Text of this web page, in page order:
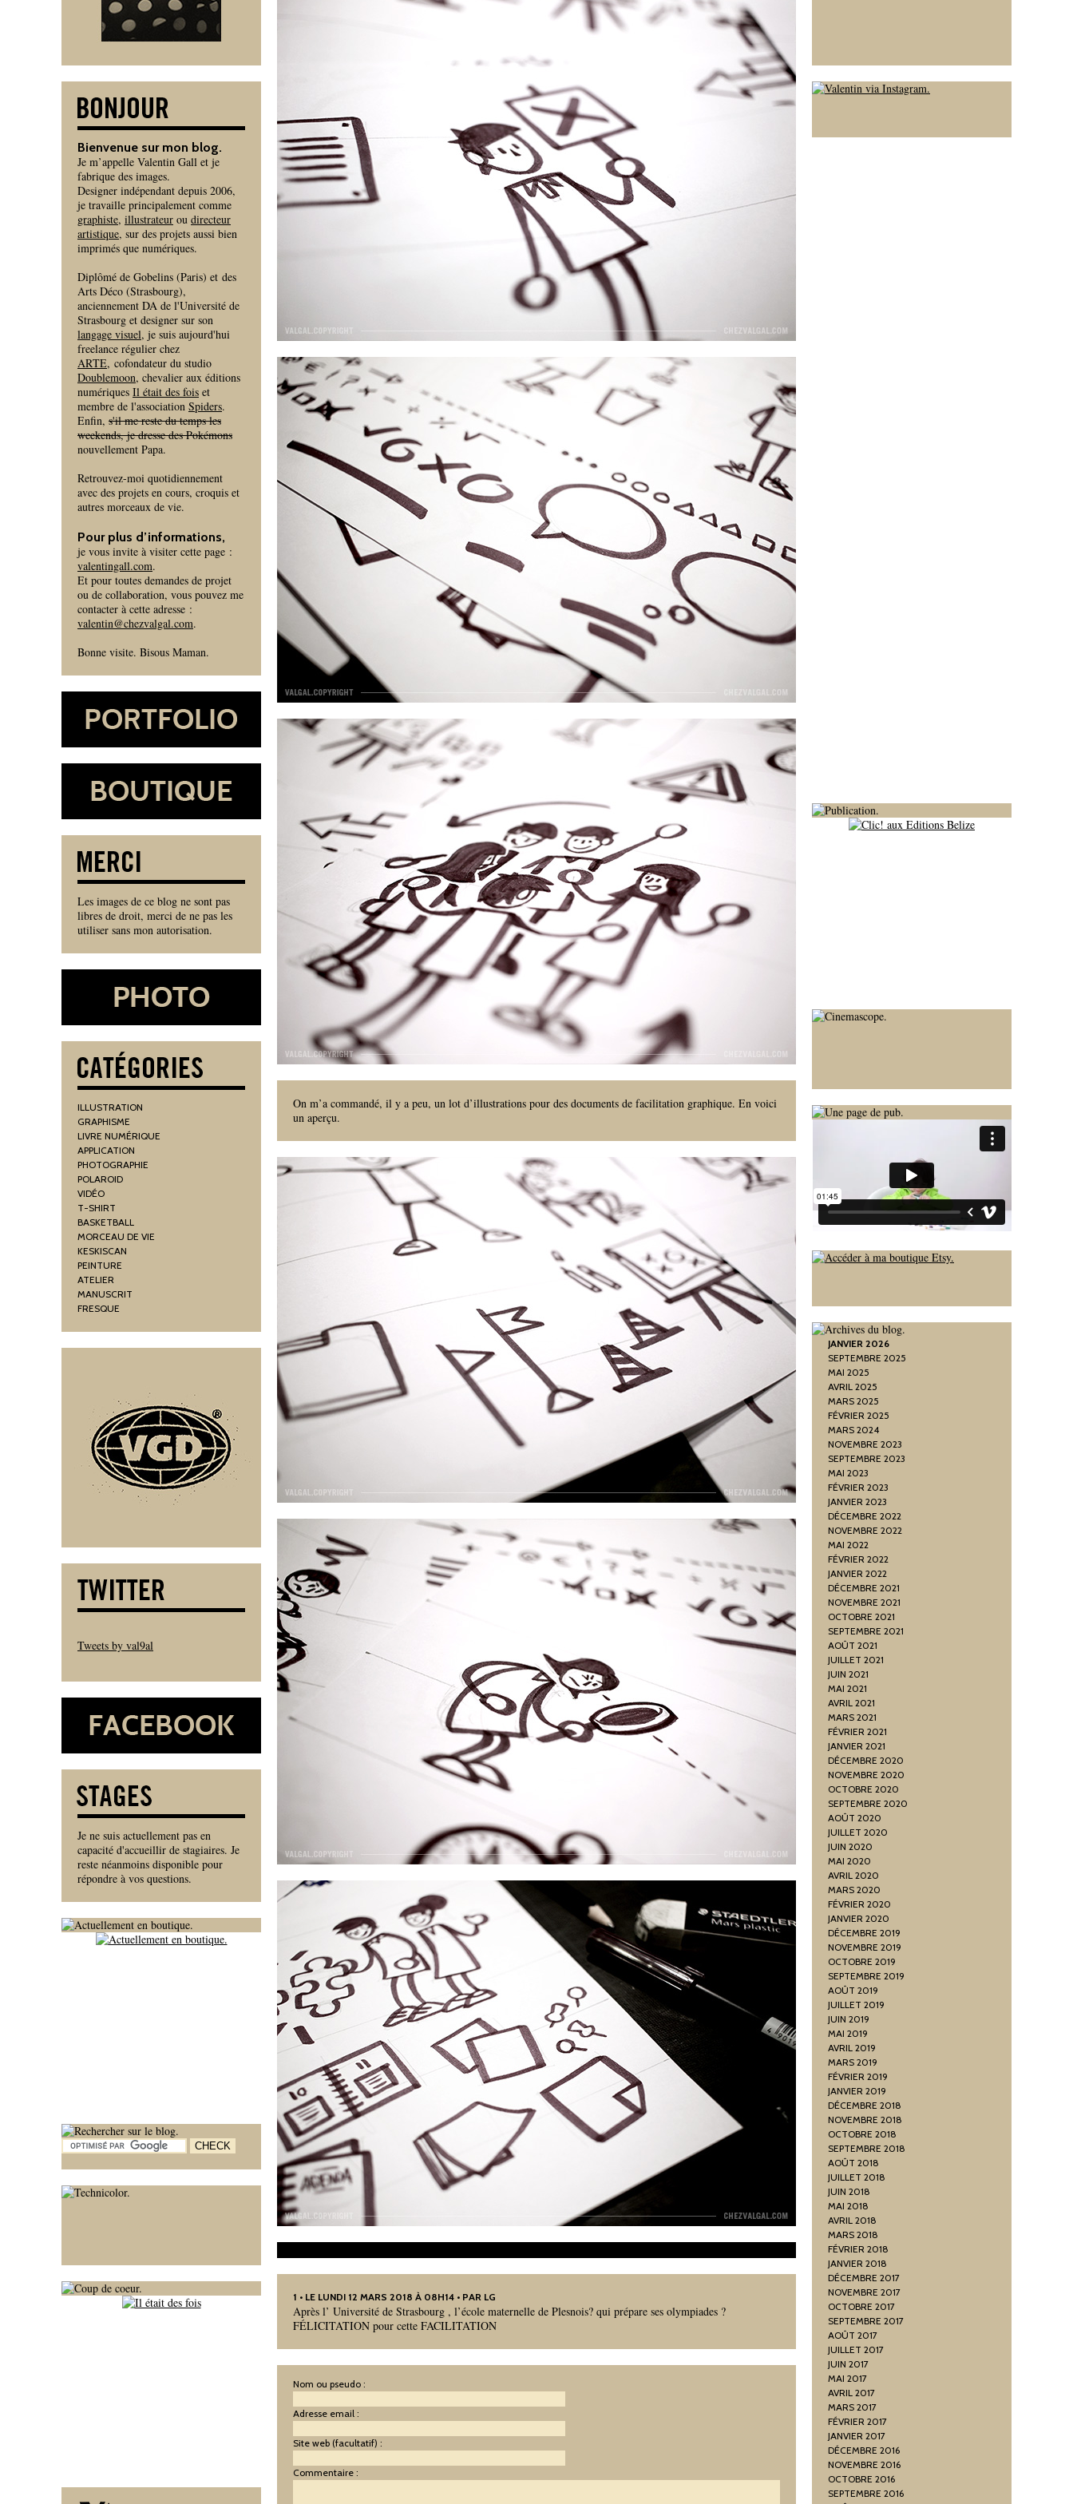
On m’a commandé, il y a peu, un lot d’illustrations pour des documents de facilitation graphique. En voici
un aperçu.
1 • LE LUNDI 12 MARS 2018 À 08H14 • PAR LG
Après l’ Université de Strasbourg , l’école maternelle de Plesnois? qui prépare ses olympiades ?
FÉLICITATION pour cette FACILITATION
Nom ou pseudo :
Adresse email :
Site web (facultatif) :
Commentaire :
Bienvenue sur mon blog.
Je m’appelle Valentin Gall et je
fabrique des images.
Designer indépendant depuis 2006,
je travaille principalement comme
graphiste, illustrateur ou directeur
artistique, sur des projets aussi bien
imprimés que numériques.
Diplômé de Gobelins (Paris) et des
Arts Déco (Strasbourg),
anciennement DA de l'Université de
Strasbourg et designer sur son
langage visuel, je suis aujourd'hui
freelance régulier chez
ARTE, cofondateur du studio
Doublemoon, chevalier aux éditions
numériques Il était des fois et
membre de l'association Spiders.
Enfin, s'il me reste du temps les
weekends, je dresse des Pokémons
nouvellement Papa.
Retrouvez-moi quotidiennement
avec des projets en cours, croquis et
autres morceaux de vie.
Pour plus d’informations,
je vous invite à visiter cette page :
valentingall.com.
Et pour toutes demandes de projet
ou de collaboration, vous pouvez me
contacter à cette adresse :
valentin@chezvalgal.com.
Bonne visite. Bisous Maman.
Les images de ce blog ne sont pas
libres de droit, merci de ne pas les
utiliser sans mon autorisation.
ILLUSTRATION
GRAPHISME
LIVRE NUMÉRIQUE
APPLICATION
PHOTOGRAPHIE
POLAROID
VIDÉO
T-SHIRT
BASKETBALL
MORCEAU DE VIE
KESKISCAN
PEINTURE
ATELIER
MANUSCRIT
FRESQUE
Tweets by val9al
Je ne suis actuellement pas en
capacité d'accueillir de stagiaires. Je
reste néanmoins disponible pour
répondre à vos questions.
JANVIER 2026
SEPTEMBRE 2025
MAI 2025
AVRIL 2025
MARS 2025
FÉVRIER 2025
MARS 2024
NOVEMBRE 2023
SEPTEMBRE 2023
MAI 2023
FÉVRIER 2023
JANVIER 2023
DÉCEMBRE 2022
NOVEMBRE 2022
MAI 2022
FÉVRIER 2022
JANVIER 2022
DÉCEMBRE 2021
NOVEMBRE 2021
OCTOBRE 2021
SEPTEMBRE 2021
AOÛT 2021
JUILLET 2021
JUIN 2021
MAI 2021
AVRIL 2021
MARS 2021
FÉVRIER 2021
JANVIER 2021
DÉCEMBRE 2020
NOVEMBRE 2020
OCTOBRE 2020
SEPTEMBRE 2020
AOÛT 2020
JUILLET 2020
JUIN 2020
MAI 2020
AVRIL 2020
MARS 2020
FÉVRIER 2020
JANVIER 2020
DÉCEMBRE 2019
NOVEMBRE 2019
OCTOBRE 2019
SEPTEMBRE 2019
AOÛT 2019
JUILLET 2019
JUIN 2019
MAI 2019
AVRIL 2019
MARS 2019
FÉVRIER 2019
JANVIER 2019
DÉCEMBRE 2018
NOVEMBRE 2018
OCTOBRE 2018
SEPTEMBRE 2018
AOÛT 2018
JUILLET 2018
JUIN 2018
MAI 2018
AVRIL 2018
MARS 2018
FÉVRIER 2018
JANVIER 2018
DÉCEMBRE 2017
NOVEMBRE 2017
OCTOBRE 2017
SEPTEMBRE 2017
AOÛT 2017
JUILLET 2017
JUIN 2017
MAI 2017
AVRIL 2017
MARS 2017
FÉVRIER 2017
JANVIER 2017
DÉCEMBRE 2016
NOVEMBRE 2016
OCTOBRE 2016
SEPTEMBRE 2016